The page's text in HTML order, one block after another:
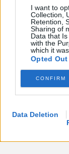
I want to
Collection,
Retention,
Sharing of
Data that
with the
which it
Opted Out
CONFIRM
Data Deletion
VACANZA TRAGICA
Va in
scomparsa
scopre che
Lamberto Abbati